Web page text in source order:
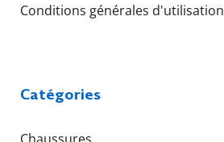
Conditions générales d'utilisation
Catégories